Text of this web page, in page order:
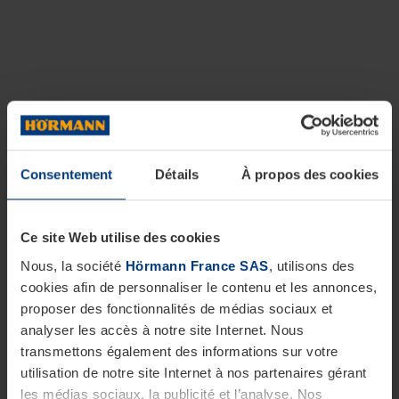
Consentement Détails À propos des cookies
Ce site Web utilise des cookies
Nous, la société Hörmann France SAS, utilisons des
cookies afin de personnaliser le contenu et les annonces,
proposer des fonctionnalités de médias sociaux et
analyser les accès à notre site Internet. Nous
transmettons également des informations sur votre
utilisation de notre site Internet à nos partenaires gérant
les médias sociaux, la publicité et l’analyse. Nos